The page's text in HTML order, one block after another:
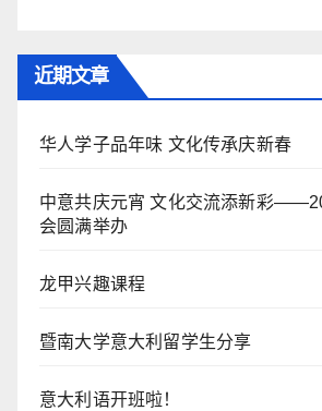
近期文章
华人学子品年味 文化传承庆新春
中意共庆元宵 文化交流添新彩
会圆满举办
龙甲兴趣课程
暨南大学意大利留学生分享
意大利语开班啦！